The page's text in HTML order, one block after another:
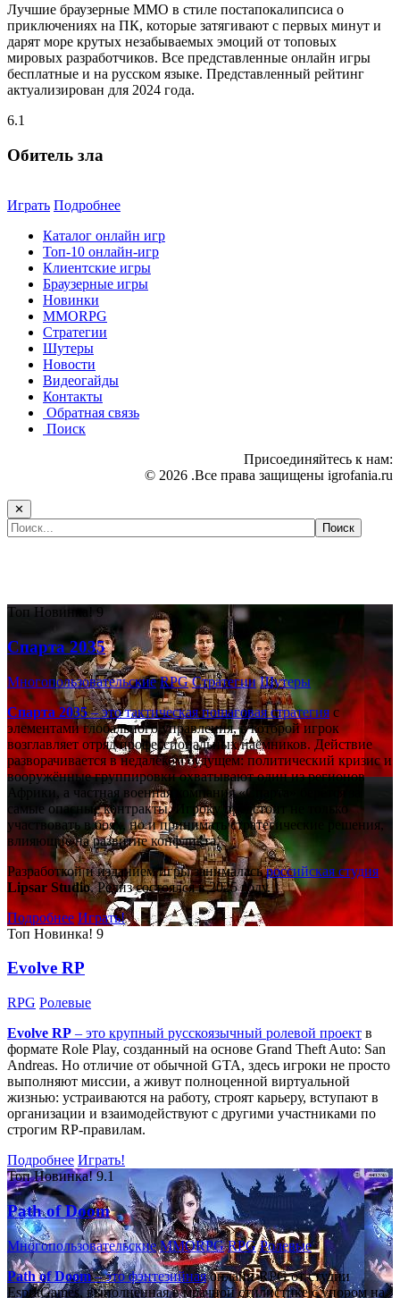
Лучшие браузерные MMO в стиле постапокалипсиса о
приключениях на ПК, которые затягивают с первых минут и
дарят море крутых незабываемых эмоций от топовых
мировых разработчиков. Все представленные онлайн игры
бесплатные и на русском языке. Представленный рейтинг
актуализирован для 2024 года.
6.1
Обитель зла
Играть Подробнее
Каталог онлайн игр
Топ-10 онлайн-игр
Клиентские игры
Браузерные игры
Новинки
MMORPG
Стратегии
Шутеры
Новости
Видеогайды
Контакты
Обратная связь
Поиск
Присоединяйтесь к нам:
© 2026 .Все права защищены igrofania.ru
✕
Топ Новинка! 9
Спарта 2035
Многопользовательские RPG Стратегии Шутеры
Спарта 2035– это тактическаяпошаговая стратегияс
элементами глобального управления, в которой игрок
возглавляет отряд профессиональных наёмников. Действие
разворачивается в недалёком будущем: политический кризис и
вооружённые группировки охватывают один из регионов
Африки, а частная военная компания «Спарта» берётся за
самые опасные контракты. Игроку предстоит не только
участвовать в боях, но и принимать стратегические решения,
влияющие на развитие конфликта.
Разработкой и изданием игры занималасьроссийская студия
Lipsar Studio. Релиз состоялся в 2025 году.
Подробнее Играть!
Топ Новинка! 9
Evolve RP
RPG Ролевые
Evolve RP – это крупный русскоязычный ролевой проект в
формате Role Play, созданный на основе Grand Theft Auto: San
Andreas. Но отличие от обычной GTA, здесь игроки не просто
выполняют миссии, а живут полноценной виртуальной
жизнью: устраиваются на работу, строят карьеру, вступают в
организации и взаимодействуют с другими участниками по
строгим RP-правилам.
Подробнее Играть!
Топ Новинка! 9.1
Path of Doom
Многопользовательские MMORPG RPG Ролевые
Path of Doom– этофэнтезийнаяонлайн-RPG от студии
EspritGames, выполненная в мрачной стилистике с упором на